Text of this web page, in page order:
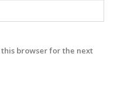
browser for the next